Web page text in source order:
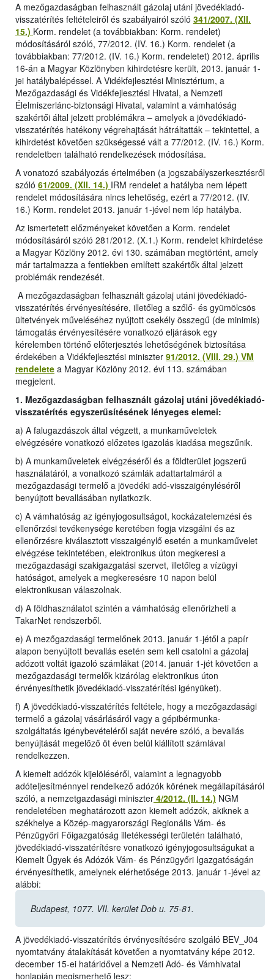
A mezőgazdaságban felhasznált gázolaj utáni jövedékiadó-
visszatérítés feltételeiről és szabályairól szóló 341/2007. (XII.
15.) Korm. rendelet (a továbbiakban: Korm. rendelet)
módosításáról szóló, 77/2012. (IV. 16.) Korm. rendelet (a
továbbiakban: 77/2012. (IV. 16.) Korm. rendeletet) 2012. április
16-án a Magyar Közlönyben kihirdetésre került, 2013. január 1-
jei hatálybalépéssel. A Vidékfejlesztési Minisztérium, a
Mezőgazdasági és Vidékfejlesztési Hivatal, a Nemzeti
Élelmiszerlánc-biztonsági Hivatal, valamint a vámhatóság
szakértői által jelzett problémákra – amelyek a jövedékiadó-
visszatérítés hatékony végrehajtását hátráltatták – tekintettel, a
kihirdetést követően szükségessé vált a 77/2012. (IV. 16.) Korm.
rendeletben található rendelkezések módosítása.
A vonatozó szabályozás értelmében (a jogszabályszerkesztésről
szóló 61/2009. (XII. 14.) IRM rendelet a hatályba nem lépett
rendelet módosítására nincs lehetőség, ezért a 77/2012. (IV.
16.) Korm. rendelet 2013. január 1-jével nem lép hatályba.
Az ismertetett előzményeket követően a Korm. rendelet
módosításáról szóló 281/2012. (X.1.) Korm. rendelet kihirdetése
a Magyar Közlöny 2012. évi 130. számában megtörtént, amely
már tartalmazza a fentiekben említett szakértők által jelzett
problémák rendezését.
A mezőgazdaságban felhasznált gázolaj utáni jövedékiadó-
visszatérítés érvényesítésére, illetőleg a szőlő- és gyümölcsös
ültetvények műveléséhez nyújtott csekély összegű (de minimis)
támogatás érvényesítésére vonatkozó eljárások egy
kérelemben történő előterjesztés lehetőségének biztosítása
érdekében a Vidékfejlesztési miniszter 91/2012. (VIII. 29.) VM
rendelete a Magyar Közlöny 2012. évi 113. számában
megjelent.
1. Mezőgazdaságban felhasznált gázolaj utáni jövedékiadó-
visszatérítés egyszerűsítésének lényeges elemei:
a) A falugazdászok által végzett, a munkaműveletek
elvégzésére vonatkozó előzetes igazolás kiadása megszűnik.
b) A munkaműveletek elvégzéséről és a földterület jogszerű
használatáról, a vonatkozó számlák adattartalmáról a
mezőgazdasági termelő a jövedéki adó-visszaigényléséről
benyújtott bevallásában nyilatkozik.
c) A vámhatóság az igényjogosultságot, kockázatelemzési és
ellenőrzési tevékenysége keretében fogja vizsgálni és az
ellenőrzésre kiválasztott visszaigénylő esetén a munkaművelet
elvégzése tekintetében, elektronikus úton megkeresi a
mezőgazdasági szakigazgatási szervet, illetőleg a vízügyi
hatóságot, amelyek a megkeresésre 10 napon belül
elektronikusan válaszolnak.
d) A földhasználatot szintén a vámhatóság ellenőrizheti a
TakarNet rendszerből.
e) A mezőgazdasági termelőnek 2013. január 1-jétől a papír
alapon benyújtott bevallás esetén sem kell csatolni a gázolaj
adózott voltát igazoló számlákat (2014. január 1-jét követően a
mezőgazdasági termelők kizárólag elektronikus úton
érvényesíthetik jövedékiadó-visszatérítési igényüket).
f) A jövedékiadó-visszatérítés feltétele, hogy a mezőgazdasági
termelő a gázolaj vásárlásáról vagy a gépibérmunka-
szolgáltatás igénybevételéről saját nevére szóló, a bevallás
benyújtását megelőző öt éven belül kiállított számlával
rendelkezzen.
A kiemelt adózók kijelöléséről, valamint a legnagyobb
adóteljesítménnyel rendelkező adózók körének megállapításáról
szóló, a nemzetgazdasági miniszter 4/2012. (II. 14.) NGM
rendeletében meghatározott azon kiemelt adózók, akiknek a
székhelye a Közép-magyarországi Regionális Vám- és
Pénzügyőri Főigazgatóság illetékességi területén található,
jövedékiadó-visszatérítésre vonatkozó igényjogosultságukat a
Kiemelt Ügyek és Adózók Vám- és Pénzügyőri Igazgatóságán
érvényesíthetik, amelynek elérhetősége 2013. január 1-jével az
alábbi:
Budapest, 1077. VII. kerület Dob u. 75-81.
A jövedékiadó-visszatérítés érvényesítésére szolgáló BEV_J04
nyomtatvány átalakítását követően a nyomtatvány képe 2012.
december 15-ei határidővel a Nemzeti Adó- és Vámhivatal
honlapján megismerhető lesz: